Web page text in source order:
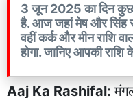
3 जून 2025 का दिन कुछ
है. आज जहां मेष और सिंह
वहीं कर्क और मीन राशि
होगा. जानिए आपकी
Aaj Ka Rashifal: